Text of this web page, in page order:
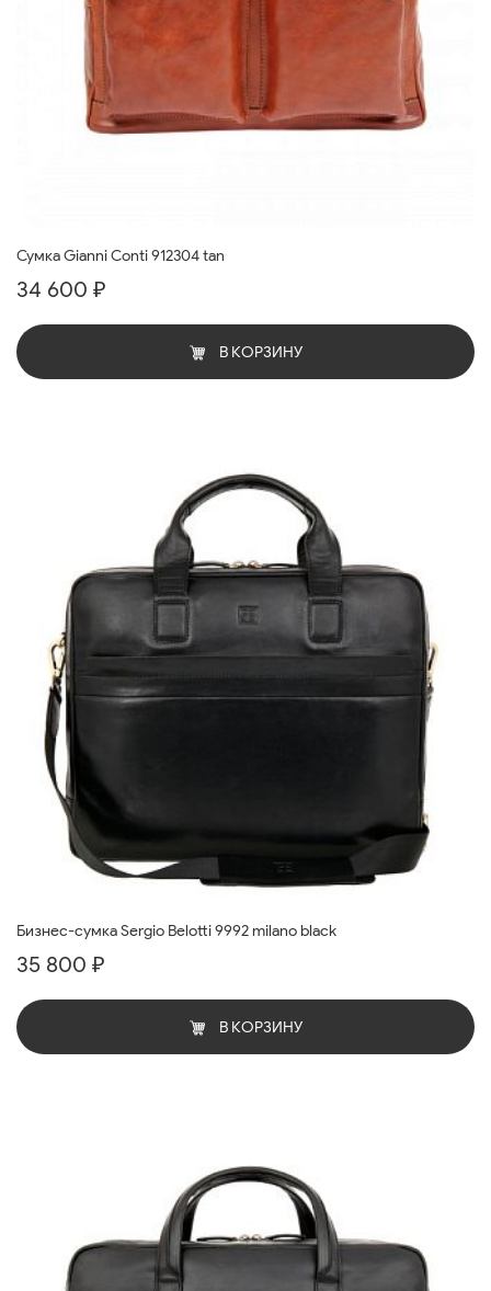
Сумка Gianni Conti 912304 tan
34 600 ₽
В КОРЗИНУ
Бизнес-сумка Sergio Belotti 9992 milano black
35 800 ₽
В КОРЗИНУ